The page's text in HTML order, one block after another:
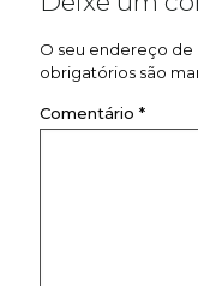
O seu endereço de
obrigatórios são
Comentário *